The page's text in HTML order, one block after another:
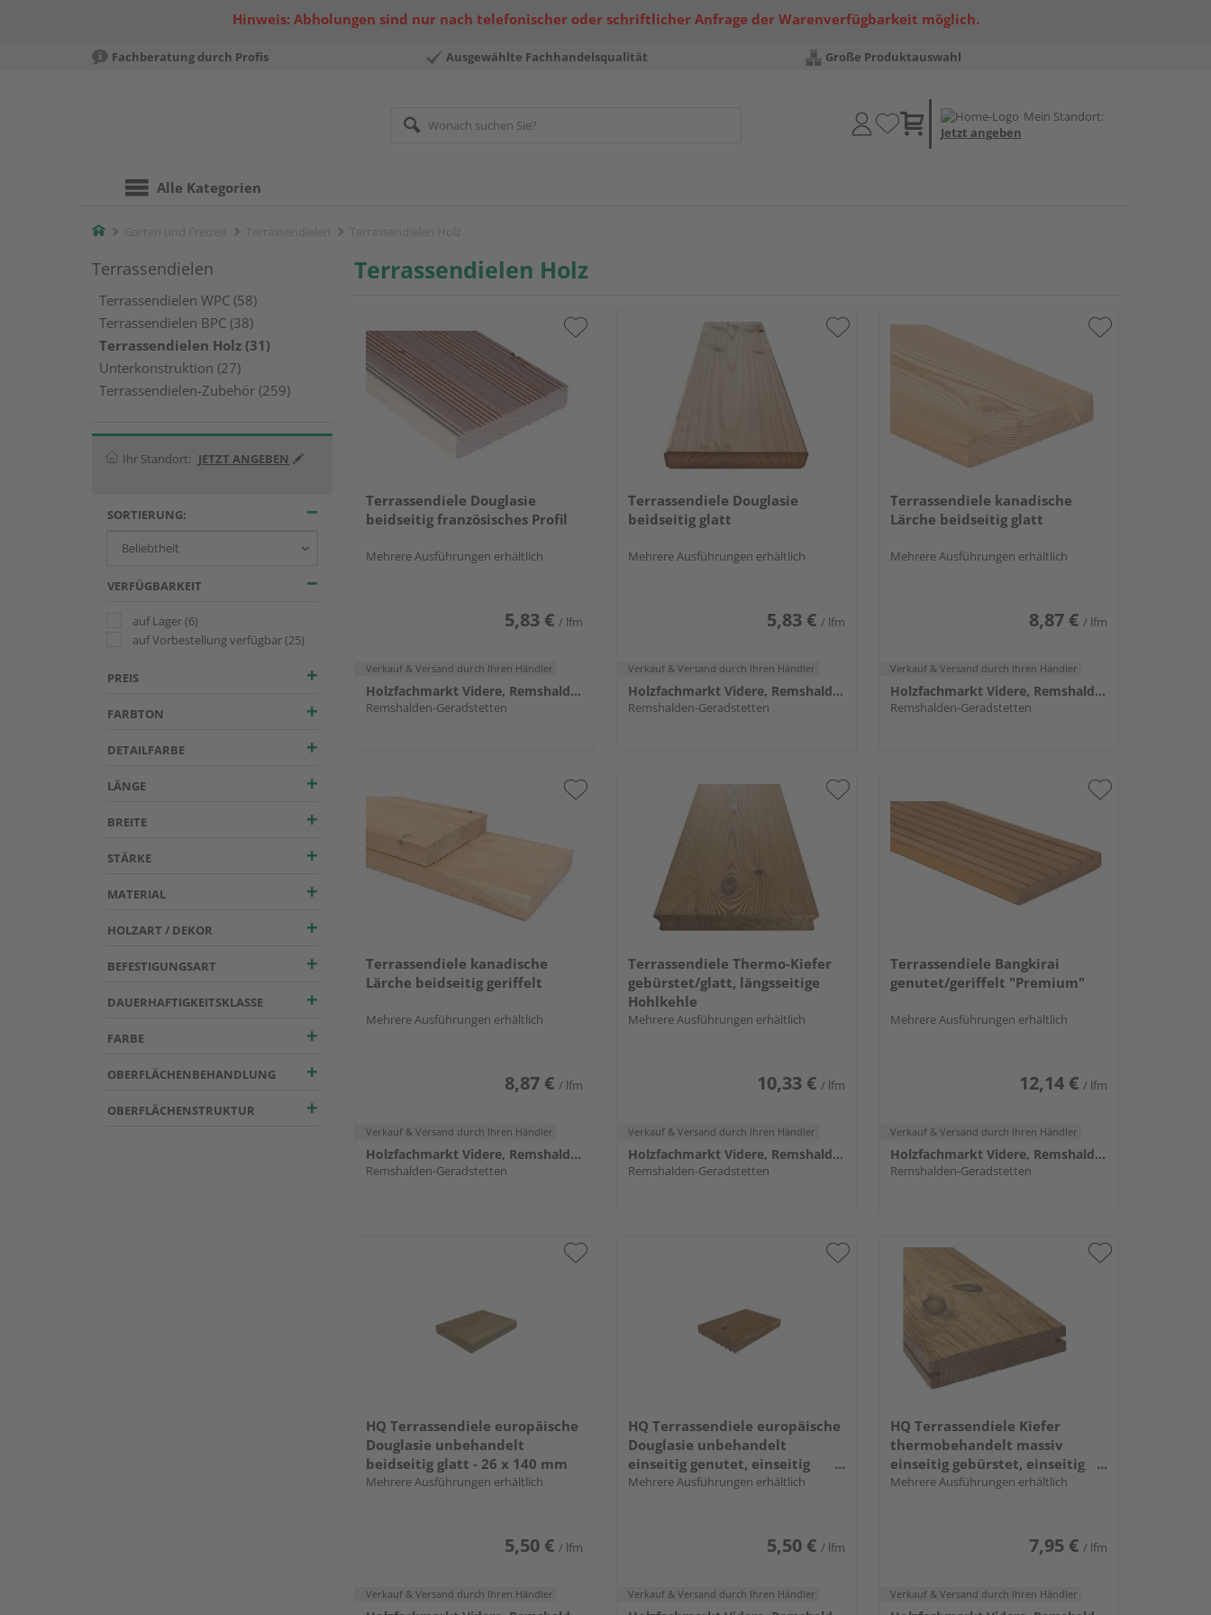
Hinweis: Abholungen sind nur nach telefonischer oder schriftlicher Anfrage der Warenverfügbarkeit möglich.
Fachberatung durch Profis Ausgewählte Fachhandelsqualität Große Produktauswahl
Mein Standort:
Jetzt angeben
Alle Kategorien
Home
Terrassendielen
Terrassendielen WPC (58)
Terrassendielen BPC (38)
Terrassendielen Holz (31)
Unterkonstruktion (27)
Terrassendielen-Zubehör (259)
Ihr Standort: JETZT ANGEBEN
SORTIERUNG:
VERFÜGBARKEIT
auf Lager(6)
auf Vorbestellung verfügbar(25)
PREIS
FARBTON
DETAILFARBE
LÄNGE
BREITE
STÄRKE
MATERIAL
HOLZART / DEKOR
BEFESTIGUNGSART
DAUERHAFTIGKEITSKLASSE
FARBE
OBERFLÄCHENBEHANDLUNG
OBERFLÄCHENSTRUKTUR
Terrassendielen Holz
Terrassendiele Douglasie
beidseitig französisches Profil
Mehrere Ausführungen erhältlich
5,83 € / lfm
Verkauf & Versand durch Ihren Händler
Holzfachmarkt Videre, Remshalden
Remshalden-Geradstetten
Terrassendiele Douglasie
beidseitig glatt
Mehrere Ausführungen erhältlich
5,83 € / lfm
Verkauf & Versand durch Ihren Händler
Holzfachmarkt Videre, Remshalden
Remshalden-Geradstetten
Terrassendiele kanadische
Lärche beidseitig glatt
Mehrere Ausführungen erhältlich
8,87 € / lfm
Verkauf & Versand durch Ihren Händler
Holzfachmarkt Videre, Remshalden
Remshalden-Geradstetten
Terrassendiele kanadische
Lärche beidseitig geriffelt
Mehrere Ausführungen erhältlich
8,87 € / lfm
Verkauf & Versand durch Ihren Händler
Holzfachmarkt Videre, Remshalden
Remshalden-Geradstetten
Terrassendiele Thermo-Kiefer
gebürstet/glatt, längsseitige
Hohlkehle
Mehrere Ausführungen erhältlich
10,33 € / lfm
Verkauf & Versand durch Ihren Händler
Holzfachmarkt Videre, Remshalden
Remshalden-Geradstetten
Terrassendiele Bangkirai
genutet/geriffelt "Premium"
Mehrere Ausführungen erhältlich
12,14 € / lfm
Verkauf & Versand durch Ihren Händler
Holzfachmarkt Videre, Remshalden
Remshalden-Geradstetten
HQ Terrassendiele europäische
Douglasie unbehandelt
beidseitig glatt - 26 x 140 mm
Mehrere Ausführungen erhältlich
5,50 € / lfm
Verkauf & Versand durch Ihren Händler
HQ Terrassendiele europäische
Douglasie unbehandelt
einseitig genutet, einseitig
geriffelt - 26 x 140 mm
Mehrere Ausführungen erhältlich
5,50 € / lfm
Verkauf & Versand durch Ihren Händler
HQ Terrassendiele Kiefer
thermobehandelt massiv
einseitig gebürstet, einseitig
glatt, längsseitige Nut - 26 x 115
Mehrere Ausführungen erhältlich
7,95 € / lfm
Verkauf & Versand durch Ihren Händler